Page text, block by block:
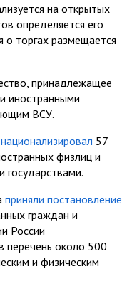
на открытых
определяется его
о торгах размещается
принадлежащее
иностранными
ВСУ.
национализировал 57
физлиц и
государствами.
приняли постановление
граждан и
России
перечень около 500
и физическим